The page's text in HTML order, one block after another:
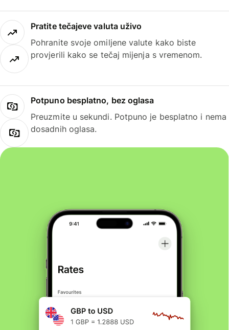
Pratite tečajeve valuta uživo
Pohranite svoje omiljene valute kako biste
provjerili kako se tečaj mijenja s vremenom.
Potpuno besplatno, bez oglasa
Preuzmite u sekundi. Potpuno je besplatno i nema
dosadnih oglasa.